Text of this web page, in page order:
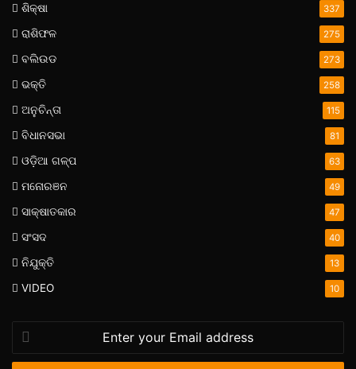
ଶିକ୍ଷା 337
ରାଶିଫଳ 275
ବଲିଉଡ 273
ଭକ୍ତି 258
ଅନୁଚିନ୍ତା 115
ବିଧାନସଭା 81
ଓଡ଼ିଆ ଗଳ୍ପ 63
ମନୋରଞନ 49
ସାକ୍ଷାତକାର 47
ସଂସଦ 40
ନିଯୁକ୍ତି 13
VIDEO 10
your
Email